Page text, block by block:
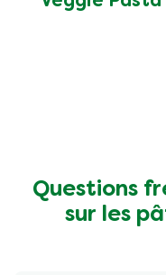
Questions
sur les